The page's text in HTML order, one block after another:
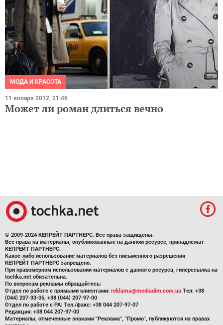
МОДА И КРАСОТА
11 января 2012, 21:46
Может ли роман длиться вечно
© 2009-2024 КЕПРЕЙТ ПАРТНЕРС. Все права защищены.
Все права на материалы, опубликованные на данном ресурсе, принадлежат
КЕПРЕЙТ ПАРТНЕРС.
Какое-либо использование материалов без письменного разрешения
КЕПРЕЙТ ПАРТНЕРС запрещено.
При правомерном использовании материалов с данного ресурса, гиперссылка на
tochka.net обязательна.
По вопросам рекламы обращайтесь:
Отдел по работе с прямыми клиентами: reklama@mediadim.com.ua Тел: +38
(044) 207-33-05, +38 (044) 207-97-00
Отдел по работе с РА: Тел./факс: +38 044 207-97-07
Редакция: +38 044 207-97-00
Материалы, отмеченные знаками "Реклама", "Промо", публикуются на правах